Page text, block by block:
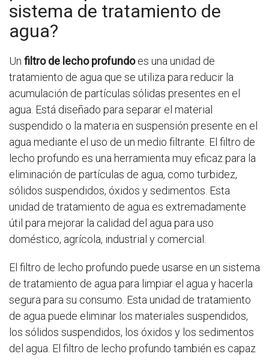
sistema de tratamiento de
agua?
Un filtro de lecho profundoes una unidad de
tratamiento de agua que se utiliza para reducir la
acumulación de partículas sólidas presentes en el
agua. Está diseñado para separar el material
suspendido o la materia en suspensión presente en el
agua mediante el uso de un medio filtrante. El filtro de
lecho profundo es una herramienta muy eficaz para la
eliminación de partículas de agua, como turbidez,
sólidos suspendidos, óxidos y sedimentos. Esta
unidad de tratamiento de agua es extremadamente
útil para mejorar la calidad del agua para uso
doméstico, agrícola, industrial y comercial.
El filtro de lecho profundo puede usarse en un sistema
de tratamiento de agua para limpiar el agua y hacerla
segura para su consumo. Esta unidad de tratamiento
de agua puede eliminar los materiales suspendidos,
los sólidos suspendidos, los óxidos y los sedimentos
del agua. El filtro de lecho profundo también es capaz